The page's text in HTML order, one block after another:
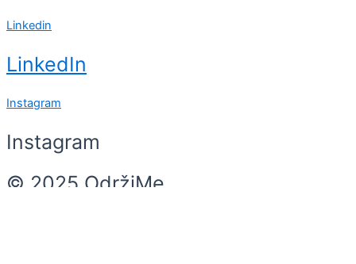
Linkedin
LinkedIn
Instagram
Instagram
© 2025 OdržiMe